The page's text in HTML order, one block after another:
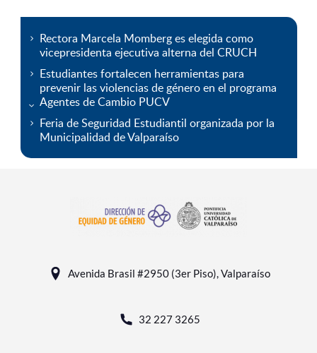
Rectora Marcela Momberg es elegida como
vicepresidenta ejecutiva alterna del CRUCH
Estudiantes fortalecen herramientas para
prevenir las violencias de género en el programa
Agentes de Cambio PUCV
Feria de Seguridad Estudiantil organizada por la
Municipalidad de Valparaíso
Avenida Brasil #2950 (3er Piso), Valparaíso
32 227 3265